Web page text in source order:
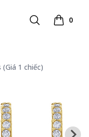
Search 0
Xem giỏ
1 chiếc)